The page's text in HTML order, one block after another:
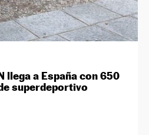
llega a España con 650
superdeportivo